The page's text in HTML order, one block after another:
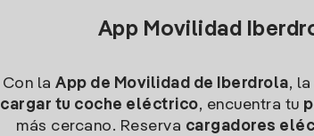
App Movilidad
Con la App de Movilidad de Iberdrola, la
cargar tu coche eléctrico, encuentra tu
más cercano. Reserva cargadores